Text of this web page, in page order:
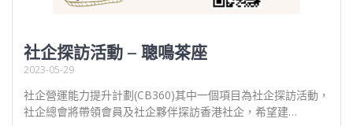
社企探訪活動 – 聰鳴茶座
2023-05-29
社企營運能力提升計劃(CB360)其中一個項目為社企探訪活動，
社企總會將帶領會員及社企夥伴探訪香港社企，希望建…